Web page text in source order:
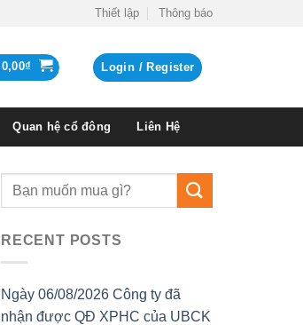
Thiết lập Thông báo
0,00₫ Login / Register
Quan hệ cổ đông Liên Hệ
RECENT POSTS
Ngày 06/08/2026 Công ty đã
nhận được QĐ XPHC của UBCK